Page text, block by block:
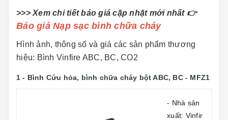
>>> Xem chi tiết báo giá cập nhật mới nhất 👉
Báo giá Nạp sạc bình chữa cháy
Hình ảnh, thông số và giá các sản phẩm thương
hiệu: Bình Vinfire ABC, BC, CO2
1 - Bình Cứu hỏa, bình chữa cháy bột ABC, BC - MFZ1
- Nhà sản
xuất: Vinfir